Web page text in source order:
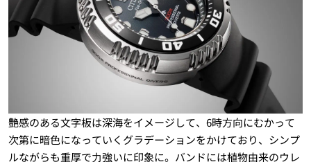
艶感のある文字板は深海をイメージして、6時方向にむかって
次第に暗色になっていくグラデーションをかけており、シンプ
ルながらも重厚で⼒強いに印象に。バンドには植物由来のウレ